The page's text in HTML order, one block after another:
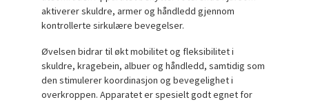
aktiverer skuldre, armer og håndledd gjennom
kontrollerte sirkulære bevegelser.
Øvelsen bidrar til økt mobilitet og fleksibilitet i
skuldre, kragebein, albuer og håndledd, samtidig som
den stimulerer koordinasjon og bevegelighet i
overkroppen. Apparatet er spesielt godt egnet for